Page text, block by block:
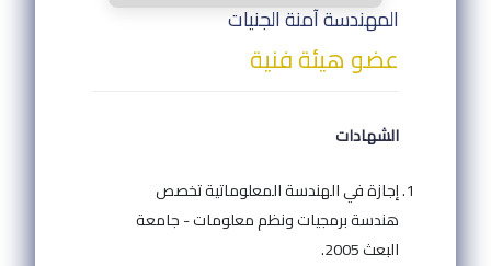
المهندسة آمنة الجنيات
عضو هيئة فنية
الشهادات
إجازة في الهندسة المعلوماتية تخصص
هندسة برمجيات ونظم معلومات - جامعة
البعث 2005.